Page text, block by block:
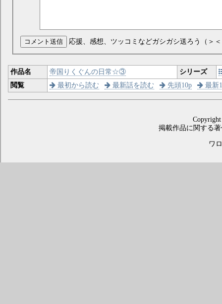
コメント送信 応援、感想、ツッコミなどガシガシ送ろう（＞
作品名 帝国りくぐんの日常☆③
シリーズ
閲覧
最初から読む 最新話を読む 先頭10p 最新
掲載作品に関する
ワ